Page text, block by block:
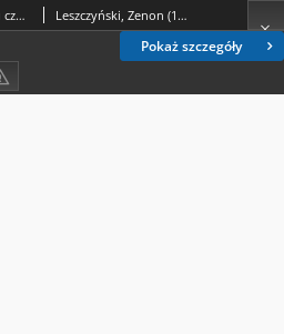
Pokaż szczegóły
Międzyjęzykowe paralele w użyciu czasowników mówienia Leszczyński, Zenon (1931- ).